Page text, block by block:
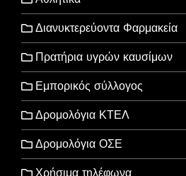
Διανυκτερεύοντα Φαρμακεία
Πρατήρια υγρών καυσίμων
Εμπορικός σύλλογος
Δρομολόγια ΚΤΕΛ
Δρομολόγια ΟΣΕ
Χρήσιμα τηλέφωνα